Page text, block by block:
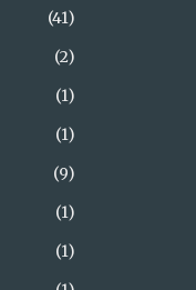
41
2
1
1
9
1
1